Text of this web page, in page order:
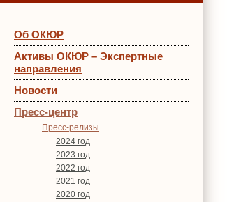
Об ОКЮР
Активы ОКЮР – Экспертные
направления
Новости
Пресс-центр
Пресс-релизы
2024 год
2023 год
2022 год
2021 год
2020 год